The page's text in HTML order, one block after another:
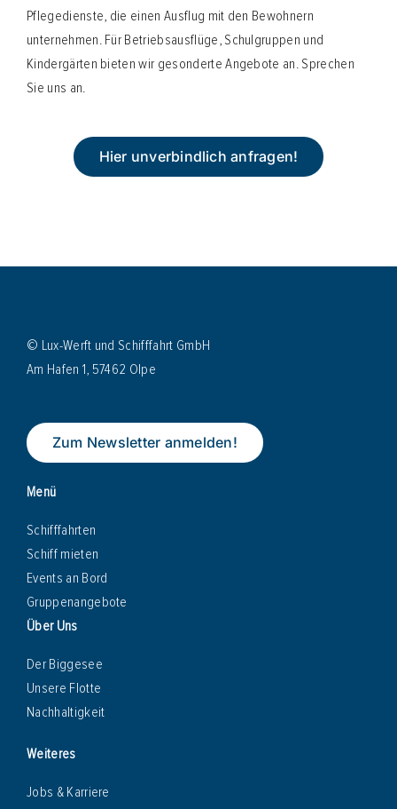
Pflegedienste, die einen Ausflug mit den Bewohnern
unternehmen. Für Betriebsausflüge, Schulgruppen und
Kindergärten bieten wir gesonderte Angebote an. Sprechen
Sie uns an.
Hier unverbindlich anfragen!
© Lux-Werft und Schifffahrt GmbH
Am Hafen 1, 57462 Olpe
Zum Newsletter anmelden!
Menü
Schifffahrten
Schiff mieten
Events an Bord
Gruppenangebote
Über Uns
Der Biggesee
Unsere Flotte
Nachhaltigkeit
Weiteres
Jobs & Karriere